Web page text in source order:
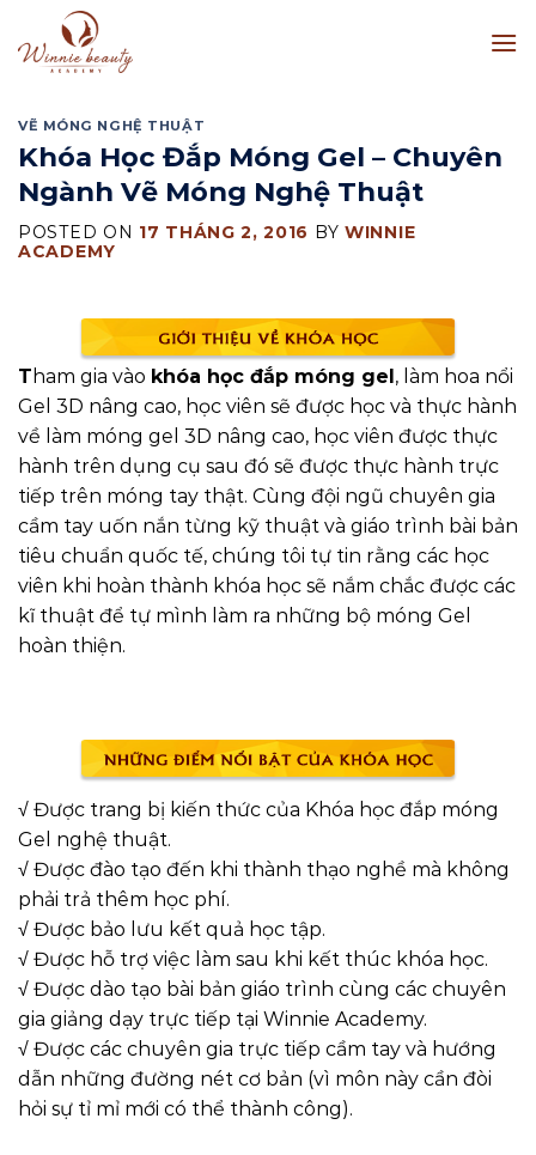
to
content
VẼ MÓNG NGHỆ THUẬT
Khóa Học Đắp Móng Gel – Chuyên
Ngành Vẽ Móng Nghệ Thuật
POSTED ON 17 THÁNG 2, 2016 BYWINNIE
ACADEMY
T ham gia vào khóa học đắp móng gel, làm hoa nổi
Gel 3D nâng cao, học viên sẽ được học và thực hành
về làm móng gel 3D nâng cao, học viên được thực
hành trên dụng cụ sau đó sẽ được thực hành trực
tiếp trên móng tay thật. Cùng đội ngũ chuyên gia
cầm tay uốn nắn từng kỹ thuật và giáo trình bài bản
tiêu chuẩn quốc tế, chúng tôi tự tin rằng các học
viên khi hoàn thành khóa học sẽ nắm chắc được các
kĩ thuật để tự mình làm ra những bộ móng Gel
hoàn thiện.
√ Được trang bị kiến thức của Khóa học đắp móng
Gel nghệ thuật.
√ Được đào tạo đến khi thành thạo nghề mà không
phải trả thêm học phí.
√ Được bảo lưu kết quả học tập.
√ Được hỗ trợ việc làm sau khi kết thúc khóa học.
√ Được dào tạo bài bản giáo trình cùng các chuyên
gia giảng dạy trực tiếp tại Winnie Academy.
√ Được các chuyên gia trực tiếp cầm tay và hướng
dẫn những đường nét cơ bản (vì môn này cần đòi
hỏi sự tỉ mỉ mới có thể thành công).